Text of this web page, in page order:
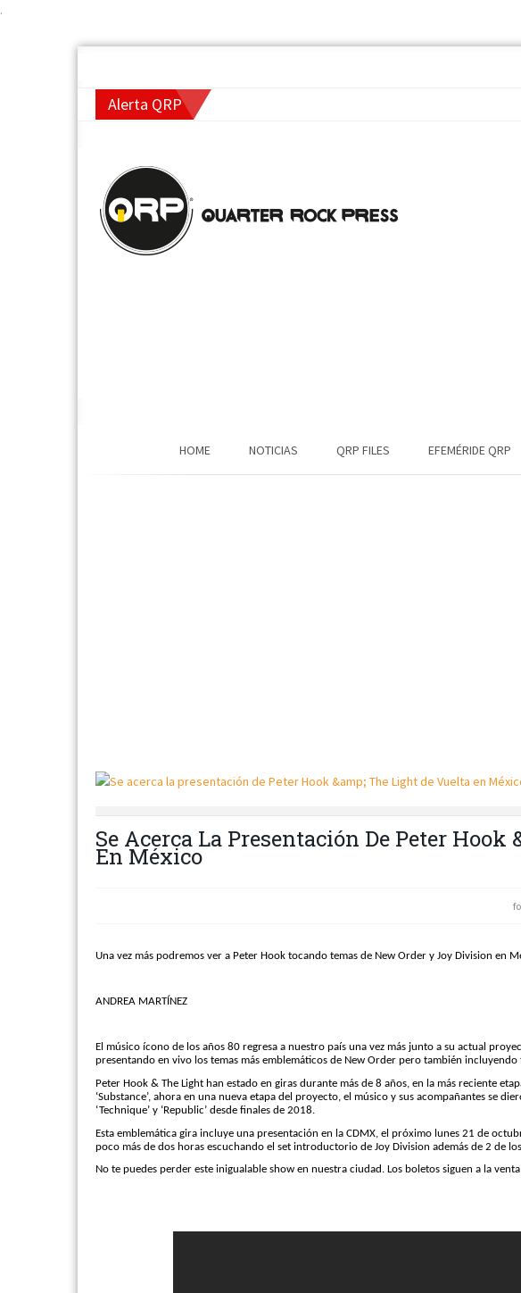
.
Alerta QRP
HOME NOTICIAS QRP FILES EFEMÉRIDE QRP
Se Acerca La Presentación De Peter
En México
Una vez más podremos ver a Peter Hook tocando temas de New Order y Joy Division en
ANDREA MARTÍNEZ
El músico ícono de los años 80 regresa a nuestro país una vez más junto a su actual
presentando en vivo los temas más emblemáticos de New Order pero también
Peter Hook & The Light han estado en giras durante más de 8 años, en la más reciente
‘Substance’, ahora en una nueva etapa del proyecto, el músico y sus acompañantes se
‘Technique’ y ‘Republic’ desde finales de 2018.
Esta emblemática gira incluye una presentación en la CDMX, el próximo lunes 21 de
poco más de dos horas escuchando el set introductorio de Joy Division además de 2 de
No te puedes perder este inigualable show en nuestra ciudad. Los boletos siguen a la